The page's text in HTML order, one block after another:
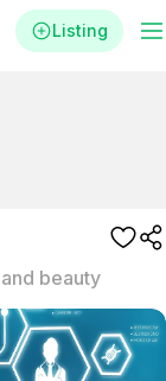
Listing
beauty